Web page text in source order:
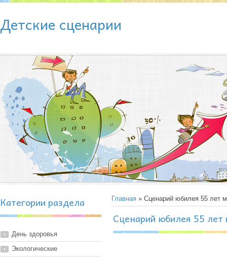
Детские сценарии
Категории раздела
День здоровья
Экологические
Главная » Сценарий юбилея 55 лет
Сценарий юбилея 55